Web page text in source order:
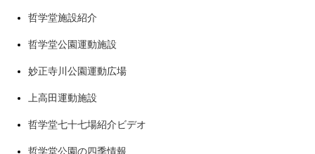
哲学堂施設紹介
哲学堂公園運動施設
妙正寺川公園運動広場
上高田運動施設
哲学堂七十七場紹介ビデオ
哲学堂公園の四季情報